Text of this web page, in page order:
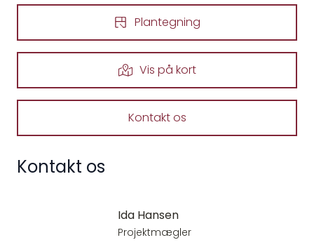
Plantegning
Vis på kort
Kontakt os
Kontakt os
Ida Hansen
Projektmægler